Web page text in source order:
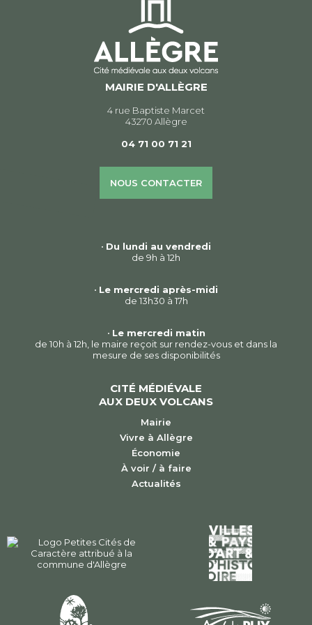
MAIRIE D'ALLÈGRE
4 rue Baptiste Marcet
43270 Allègre
04 71 00 71 21
NOUS CONTACTER
• Du lundi au vendredi
de 9h à 12h
• Le mercredi après-midi
de 13h30 à 17h
• Le mercredi matin
de 10h à 12h, le maire reçoit sur rendez-vous et dans la
mesure de ses disponibilités
CITÉ MÉDIÉVALE
AUX DEUX VOLCANS
Mairie
Vivre à Allègre
Économie
À voir / à faire
Actualités